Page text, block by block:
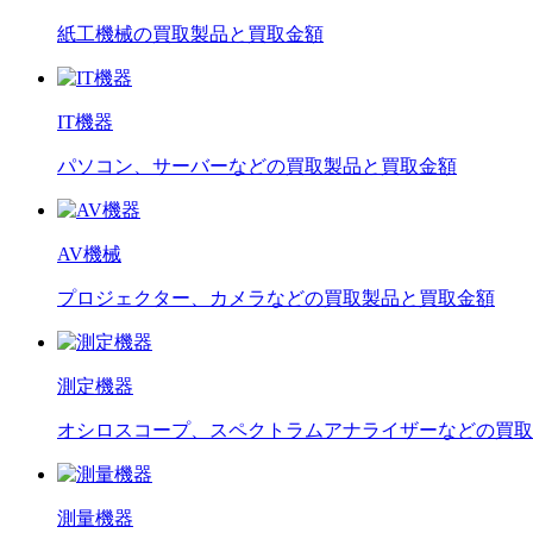
紙工機械の買取製品と買取金額
IT機器
パソコン、サーバーなどの買取製品と買取金額
AV機械
プロジェクター、カメラなどの買取製品と買取金額
測定機器
オシロスコープ、スペクトラムアナライザーなどの買
測量機器